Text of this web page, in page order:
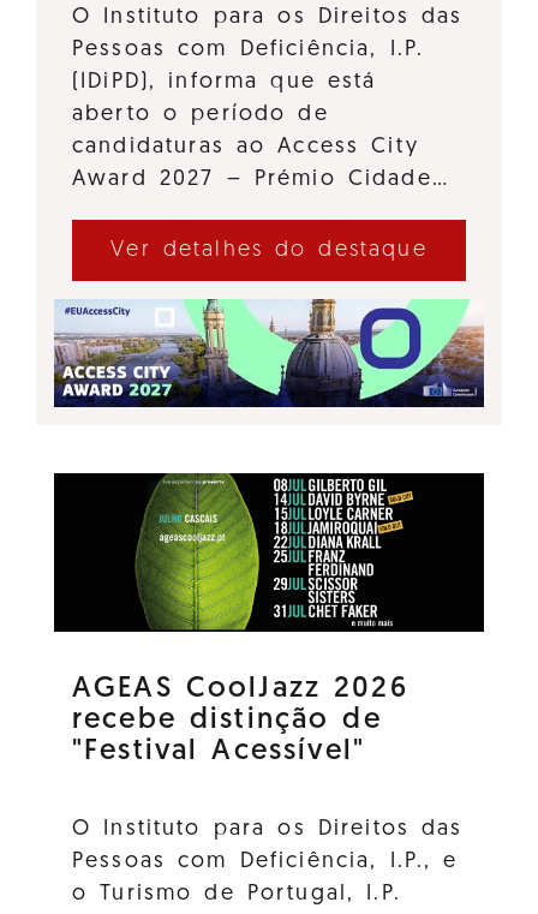
O Instituto para os Direitos das
Pessoas com Deficiência, I.P.
(IDiPD), informa que está
aberto o período de
candidaturas ao Access City
Award 2027 – Prémio Cidade…
Ver detalhes do destaque
AGEAS CoolJazz 2026
recebe distinção de
"Festival Acessível"
O Instituto para os Direitos das
Pessoas com Deficiência, I.P., e
o Turismo de Portugal, I.P.